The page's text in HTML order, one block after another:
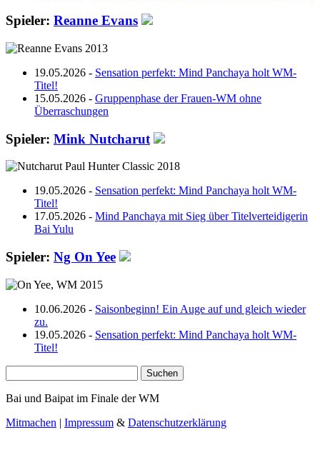
Spieler: Reanne Evans
19.05.2026 - Sensation perfekt: Mind Panchaya holt WM-
Titel!
15.05.2026 - Gruppenphase der Frauen-WM ohne
Überraschungen
Spieler: Mink Nutcharut
19.05.2026 - Sensation perfekt: Mind Panchaya holt WM-
Titel!
17.05.2026 - Mind Panchaya mit Sieg über Titelverteidigerin
Bai Yulu
Spieler: Ng On Yee
10.06.2026 - Saisonbeginn! Ein Auge auf und gleich wieder
zu.
19.05.2026 - Sensation perfekt: Mind Panchaya holt WM-
Titel!
nach:
Bai und Baipat im Finale der WM
Mitmachen | Impressum & Datenschutzerklärung